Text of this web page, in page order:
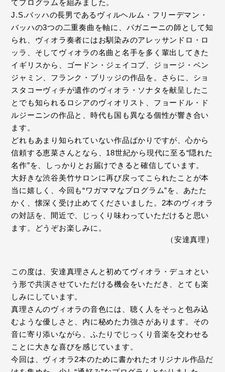
てプログラムを組みました。
J.S.バッハの長男であるヴィルヘルム・フリーデマン・
バッハの3つの二重奏曲を軸に、パガニーニの師として知
られ、ヴィオラ奏者にはお馴染みのアレッサンドロ・ロ
ッラ、そしてヴィオラの名曲と名手を多く輩出してきた
イギリスから、ゴードン・ジェイコブ、ジョージ・ベン
ジャミン、フランク・ブリッジの作品を。さらに、ショ
スタコーヴィチが遺作のヴィオラ・ソナタを献呈したこ
とでも知られるロシアのヴィオリスト、フョードル・ド
ルジーニンの作品と、時代も国も異なる個性が響き合い
ます。
どれもあまり知られていない作品ばかりですが、心から
信頼する恵菜さんとなら、18世紀から現代に至る“隠れた
名作”を、しっかりとお届けできると確信しています。
大好きな渋谷美竹サロンに再び戻ってこられたことが本
当に嬉しく、今回も“ワガママなプログラム”を、あたた
かく、懐深く受け止めてくださいました。2本のヴィオラ
の対話を、間近で、じっくり味わっていただけると思い
ます。どうぞお楽しみに。
（安達真理）
この度は、安達真理さんと初めてヴィオラ・デュオとい
う形で共演させていただける機会をいただき、とても楽
しみにしています。
真理さんのヴィオラの音色には、聴く人をそっと包み込
むような優しさと、内に秘めた力強さがあります。その
音に寄り添いながら、ふたりでじっくり音楽を交わせる
ことに大きな喜びを感じています。
今回は、ヴィオラ2本のために書かれたオリジナル作品だ